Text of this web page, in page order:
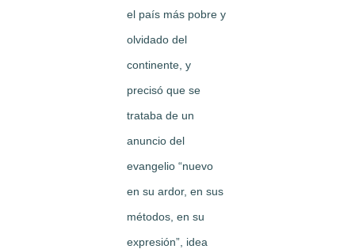
el país más pobre y
olvidado del
continente, y
precisó que se
trataba de un
anuncio del
evangelio “nuevo
en su ardor, en sus
métodos, en su
expresión”, idea